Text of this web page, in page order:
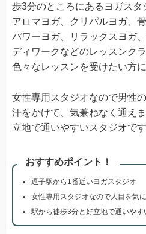
歩3分のところにあるヨガスタ
アロマヨガ、クリパルヨガ、
パワーヨガ、リラックスヨガ
ディワークなどのレッスンク
色々なレッスンを受けたい方
女性専用スタジオなので男性
汗をかけて、気兼ねなく通え
立地で通いやすいスタジオです
おすすめポイント！
逗子駅から1番近いヨガスタジオ
女性専用スタジオなので人目を気
駅から徒歩3分と好立地で通いやす